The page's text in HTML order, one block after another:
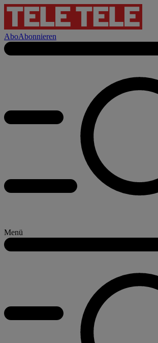
AboAbonnieren
Menü